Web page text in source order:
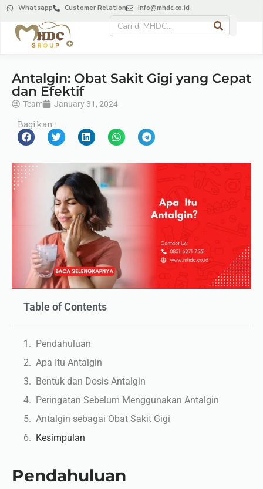
Whatsapp Customer Relation info@mhdc.co.id
Antalgin: Obat Sakit Gigi yang Cepat
dan Efektif
Team January 31, 2024
Bagikan :
Table of Contents
Pendahuluan
Apa Itu Antalgin
Bentuk dan Dosis Antalgin
Peringatan Sebelum Menggunakan Antalgin
Antalgin sebagai Obat Sakit Gigi
Kesimpulan
Pendahuluan